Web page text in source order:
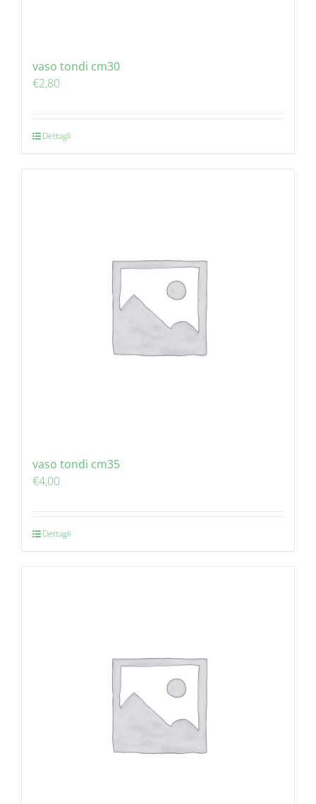
vaso tondi cm30
€2,80
Dettagli
vaso tondi cm35
€4,00
Dettagli